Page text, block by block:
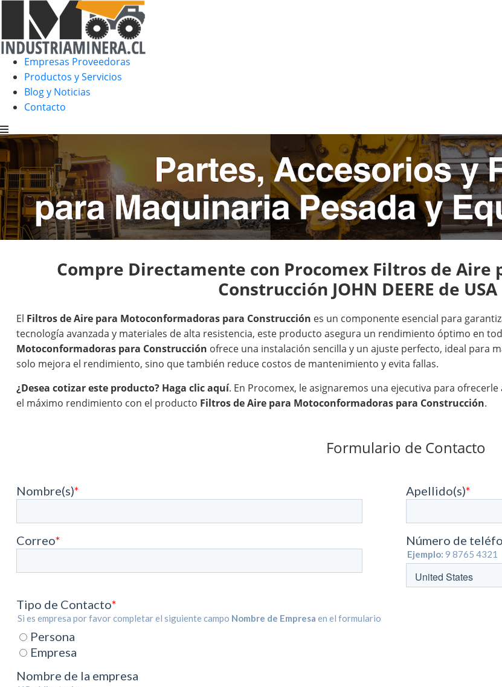
Empresas Proveedoras
Productos y Servicios
Blog y Noticias
Contacto
Compre Directamente con Procomex Filtros de
Construcción JOHN DEERE de
El Filtros de Aire para Motoconformadoras para Construcción es un componente esencial para
tecnología avanzada y materiales de alta resistencia, este producto asegura un rendimiento óptimo en
Motoconformadoras para Construcción ofrece una instalación sencilla y un ajuste perfecto, ideal para
solo mejora el rendimiento, sino que también reduce costos de mantenimiento y evita fallas.
¿Desea cotizar este producto? Haga clic aquí. En Procomex, le asignaremos una ejecutiva para
el máximo rendimiento con el producto Filtros de Aire para Motoconformadoras para Construcción.
Formulario de Contacto